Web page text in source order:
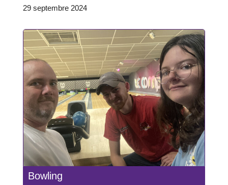
29 septembre 2024
Bowling